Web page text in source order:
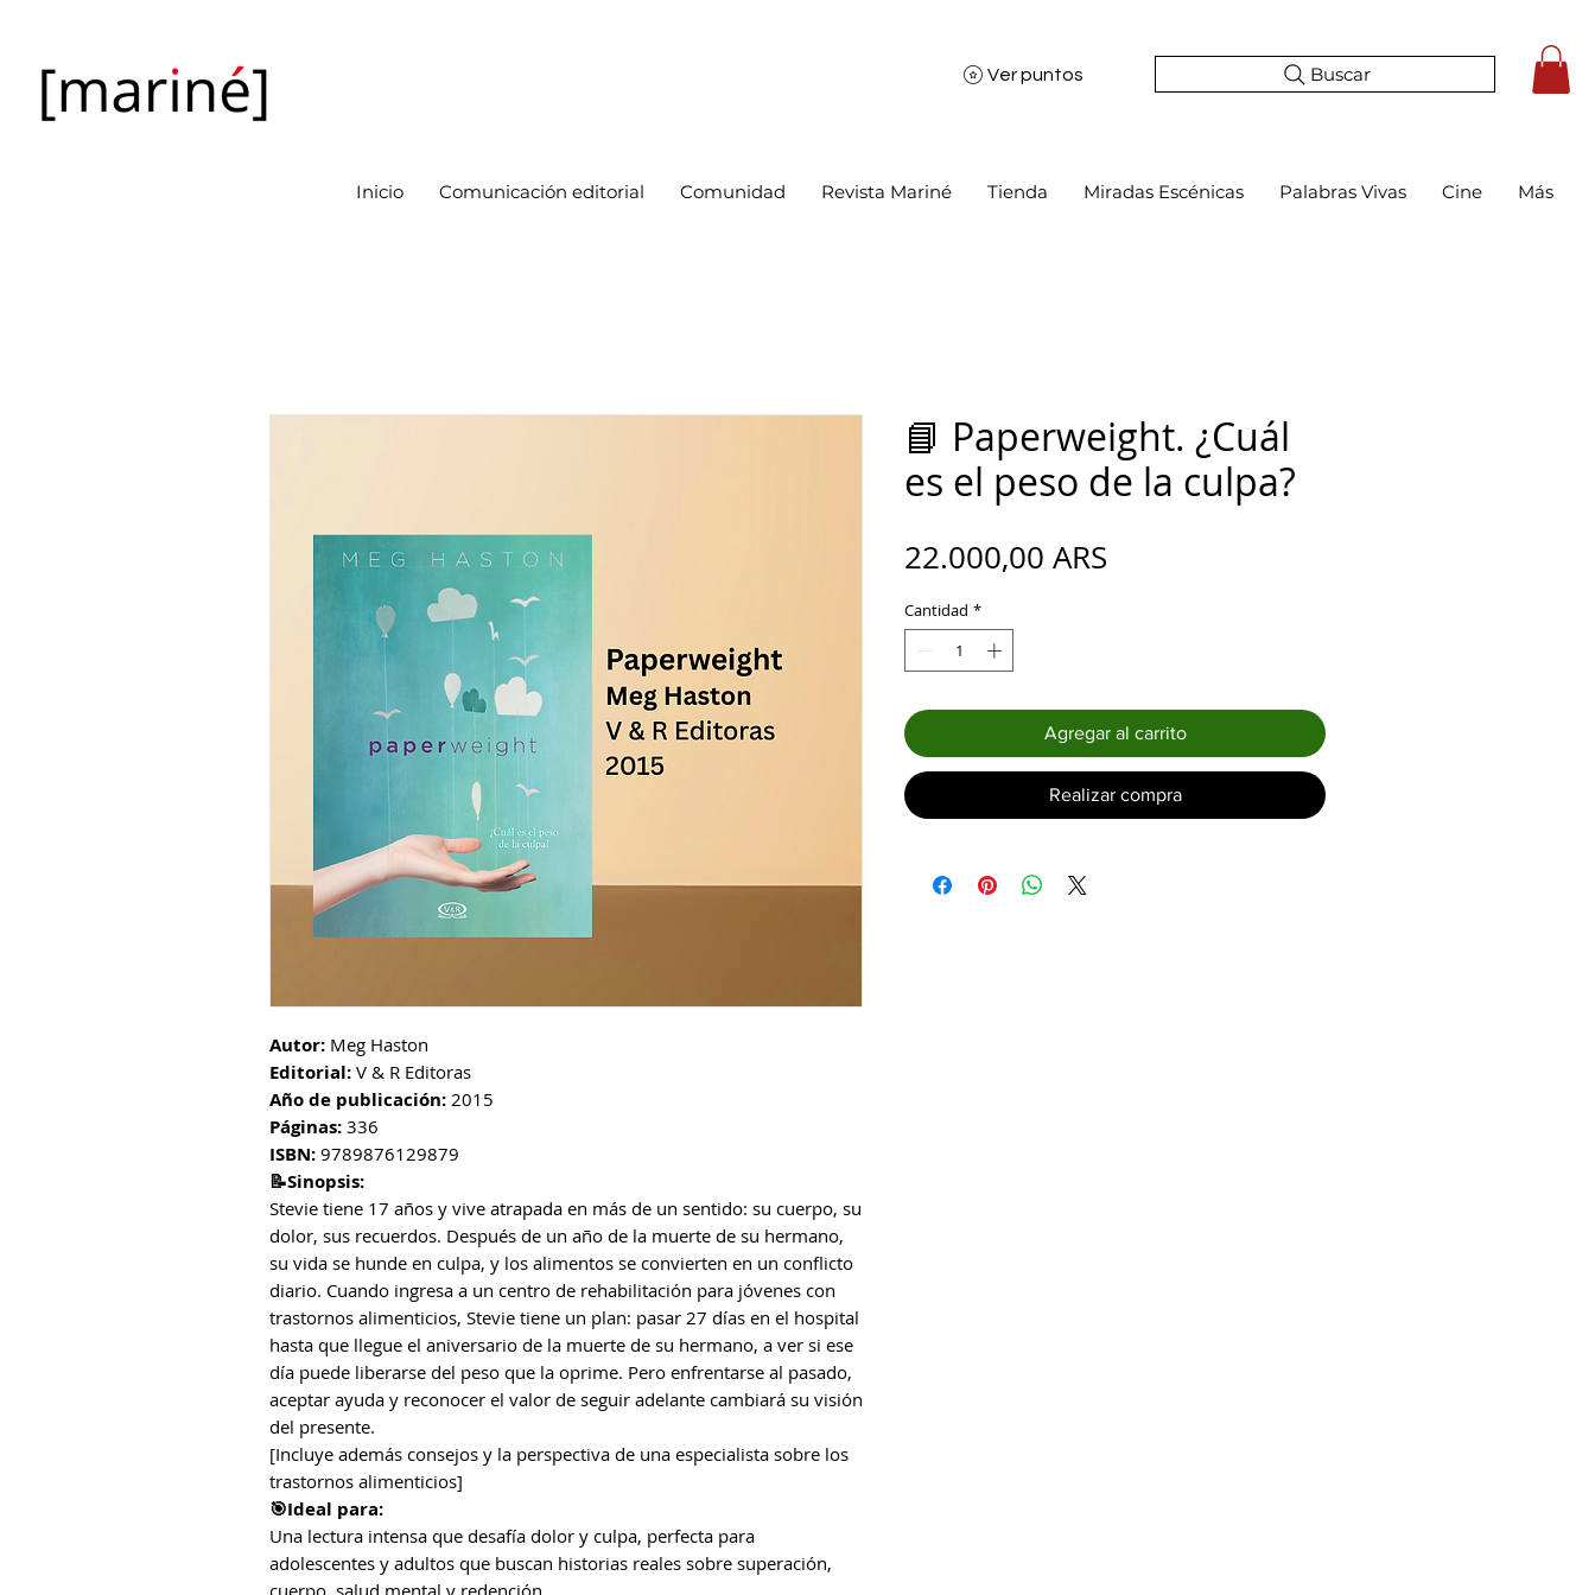
Ver puntos Buscar
Inicio Comunicación editorial Comunidad Revista Mariné Tienda Miradas Escénicas Palabras Vivas Cine Más
Autor: Meg Haston
Editorial: V & R Editoras
Año de publicación: 2015
Páginas: 336
ISBN: 9789876129879
📝Sinopsis:
Stevie tiene 17 años y vive atrapada en más de un sentido: su cuerpo, su
dolor, sus recuerdos. Después de un año de la muerte de su hermano,
su vida se hunde en culpa, y los alimentos se convierten en un conflicto
diario. Cuando ingresa a un centro de rehabilitación para jóvenes con
trastornos alimenticios, Stevie tiene un plan: pasar 27 días en el hospital
hasta que llegue el aniversario de la muerte de su hermano, a ver si ese
día puede liberarse del peso que la oprime. Pero enfrentarse al pasado,
aceptar ayuda y reconocer el valor de seguir adelante cambiará su visión
del presente.
[Incluye además consejos y la perspectiva de una especialista sobre los
trastornos alimenticios]
🎯Ideal para:
Una lectura intensa que desafía dolor y culpa, perfecta para
adolescentes y adultos que buscan historias reales sobre superación,
cuerpo, salud mental y redención.
📘 Paperweight. ¿Cuál
es el peso de la culpa?
22.000,00 ARS
Cantidad *
Agregar al carrito
Realizar compra